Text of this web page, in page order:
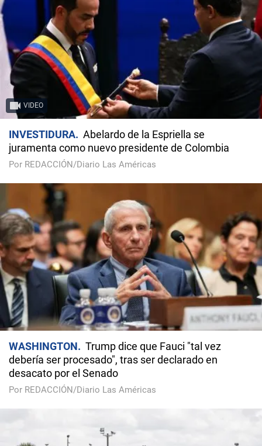
VIDEO
INVESTIDURA
Abelardo de la Espriella se
juramenta como nuevo presidente de Colombia
Por REDACCIÓN/Diario Las Américas
WASHINGTON
Trump dice que Fauci "tal vez
debería ser procesado", tras ser declarado en
desacato por el Senado
Por REDACCIÓN/Diario Las Américas